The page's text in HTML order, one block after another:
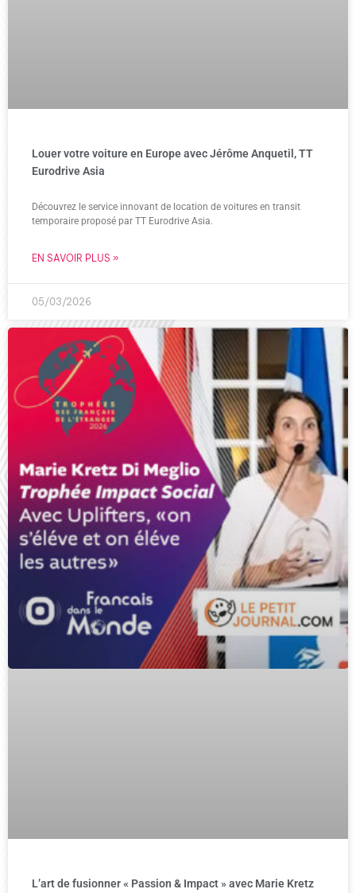
Louer votre voiture en Europe avec Jérôme Anquetil, TT
Eurodrive Asia
Découvrez le service innovant de location de voitures en transit
temporaire proposé par TT Eurodrive Asia.
EN SAVOIR PLUS »
05/03/2026
L’art de fusionner « Passion & Impact » avec Marie Kretz